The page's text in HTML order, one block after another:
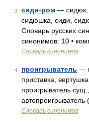
3 сиди-ром — сидюк,
сидюшка, сиди,
Словарь русских
синонимов: 10 •
Словарь синонимов
4 проигрыватель —
приставка,
проигрыватель
автопроигрыватель
Словарь синонимов